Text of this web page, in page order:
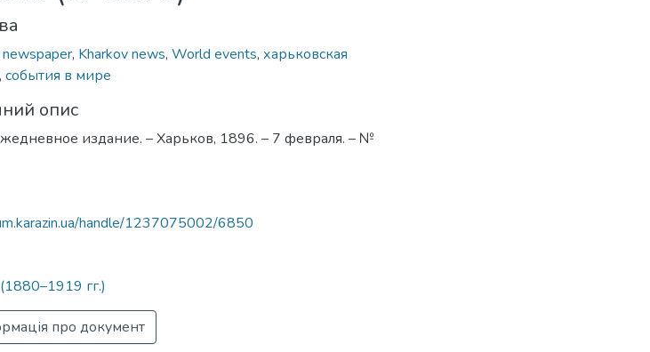
newspaper, Kharkov news, World events, харьковская
, события в мире
опис
издание. – Харьков, 1896. – 7 февраля. – №
handle/1237075002/6850
гг.)
про документ